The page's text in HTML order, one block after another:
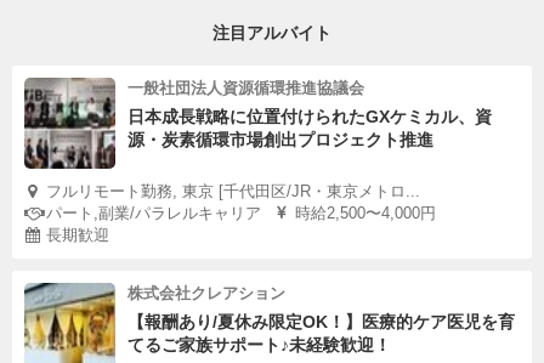
注目アルバイト
一般社団法人資源循環推進協議会
日本成長戦略に位置付けられたGXケミカル、資
源・炭素循環市場創出プロジェクト推進
フルリモート勤務, 東京 [千代田区/JR・東京メトロ...
パート,副業/パラレルキャリア
時給2,500〜4,000円
長期歓迎
株式会社クレアション
【報酬あり/夏休み限定OK！】医療的ケア医児を育
てるご家族サポート♪未経験歓迎！